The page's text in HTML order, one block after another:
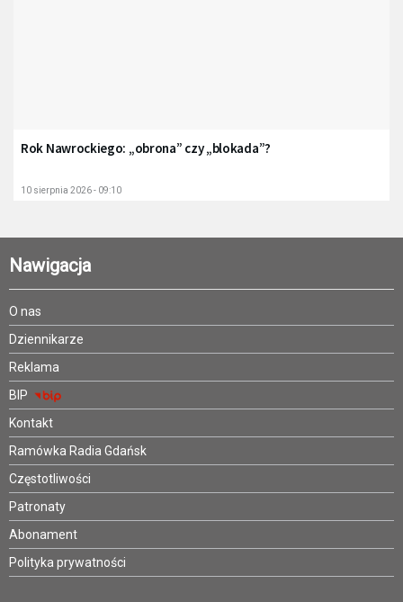
Rok Nawrockiego: „obrona” czy „blokada”?
10 sierpnia 2026 - 09:10
Nawigacja
O nas
Dziennikarze
Reklama
BIP
Kontakt
Ramówka Radia Gdańsk
Częstotliwości
Patronaty
Abonament
Polityka prywatności